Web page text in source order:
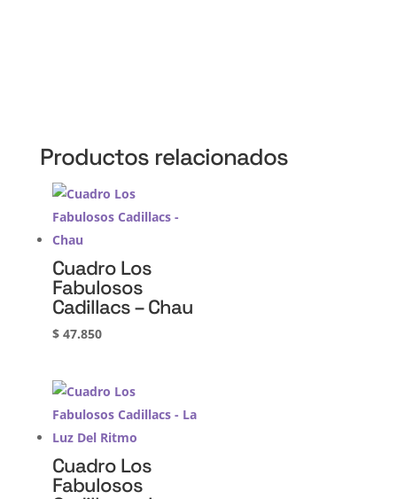
Productos relacionados
Cuadro Los
Fabulosos
Cadillacs – Chau
$47.850
Cuadro Los
Fabulosos